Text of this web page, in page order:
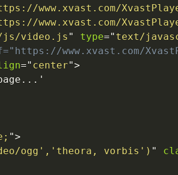
www.xvast.com/
www.xvast.com/
js/video.js " type=" text/
www.xvast.com/
=" center">
; ">
ogg' , 'theora, vorbis' ) "